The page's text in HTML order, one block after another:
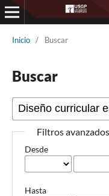
Inicio / Buscar
Buscar
Filtros avanzados
Desde
Hasta